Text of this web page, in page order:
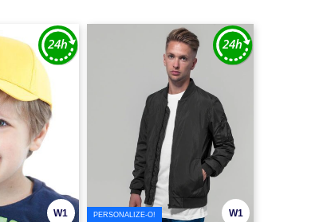
W1 W1
PERSONALIZE-O!